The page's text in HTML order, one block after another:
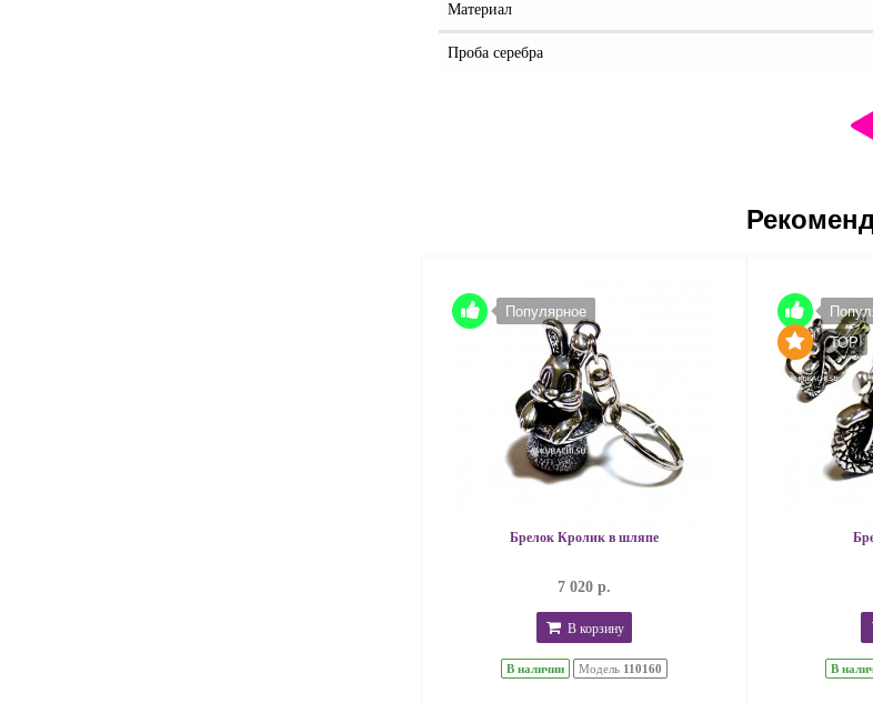
Материал
Проба серебра
Популярное
Брелок Кролик в шляпе
7 020 р.
В корзину
В наличии Модель 110160
TOP
В